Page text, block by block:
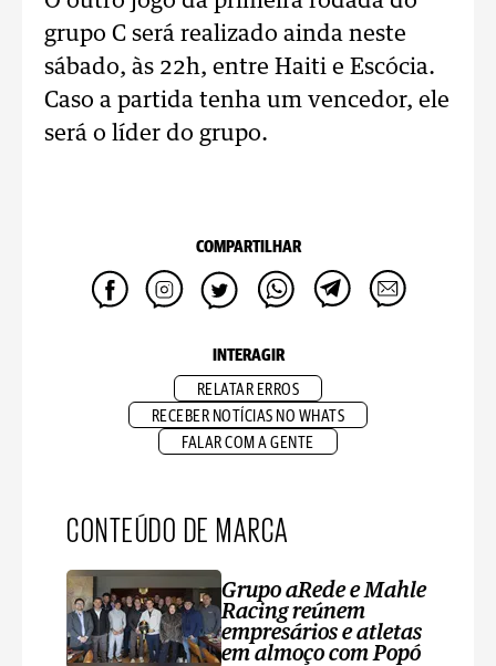
grupo C será realizado ainda neste
sábado, às 22h, entre Haiti e Escócia.
Caso a partida tenha um vencedor, ele
será o líder do grupo.
COMPARTILHAR
INTERAGIR
RELATAR ERROS
RECEBER NOTÍCIAS NO WHATS
FALAR COM A GENTE
CONTEÚDO DE MARCA
Grupo aRede e Mahle
Racing reúnem
empresários e atletas
em almoço com Popó